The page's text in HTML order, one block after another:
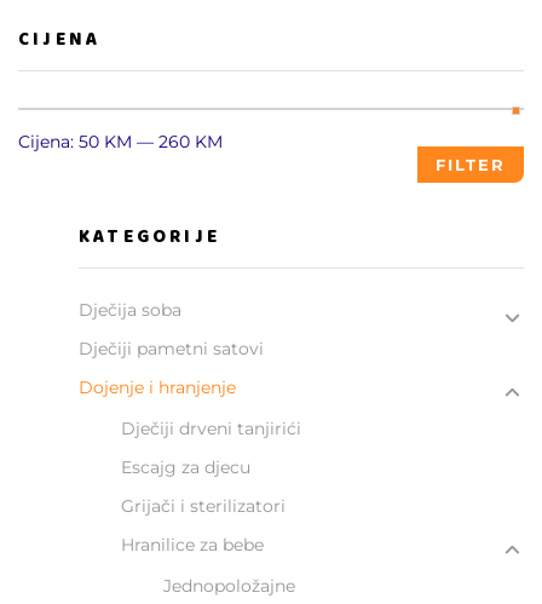
CIJENA
FILTER
Cijena: 50 KM — 260 KM
KATEGORIJE
Dječija soba
Dječiji pametni satovi
Dojenje i hranjenje
Dječiji drveni tanjirići
Escajg za djecu
Grijači i sterilizatori
Hranilice za bebe
Jednopoložajne